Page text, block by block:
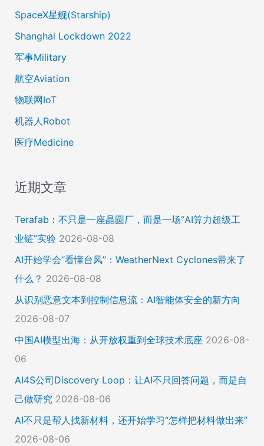
SpaceX星舰(Starship)
Shanghai Lockdown 2022
军事Military
航空Aviation
物联网IoT
机器人Robot
医疗Medicine
近期文章
Terafab：不只是一座晶圆厂，而是一场“AI算力超级工
业链”实验 2026-08-08
AI开始学会“看懂台风”：WeatherNext Cyclones带来了
什么？ 2026-08-08
从识别恶意文本到控制信息流：AI智能体安全的新方向
2026-08-07
中国AI模型出海：从开放权重到全球技术底座 2026-08-
06
AI4S公司Discovery Loop：让AI不只回答问题，而是自
己做研究 2026-08-06
AI不只是帮人找新材料，还开始学习“怎样把材料做出来”
2026-08-06